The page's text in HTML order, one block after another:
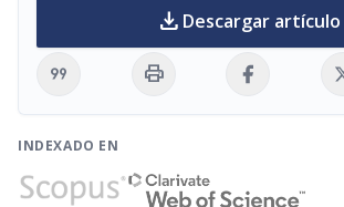
download Descargar artículo
format_quote print
INDEXADO EN